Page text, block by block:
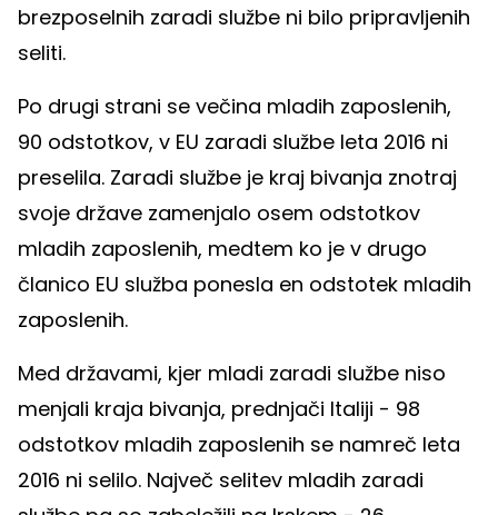
brezposelnih zaradi službe ni bilo pripravljenih
seliti.
Po drugi strani se večina mladih zaposlenih,
90 odstotkov, v EU zaradi službe leta 2016 ni
preselila. Zaradi službe je kraj bivanja znotraj
svoje države zamenjalo osem odstotkov
mladih zaposlenih, medtem ko je v drugo
članico EU služba ponesla en odstotek mladih
zaposlenih.
Med državami, kjer mladi zaradi službe niso
menjali kraja bivanja, prednjači Italiji - 98
odstotkov mladih zaposlenih se namreč leta
2016 ni selilo. Največ selitev mladih zaradi